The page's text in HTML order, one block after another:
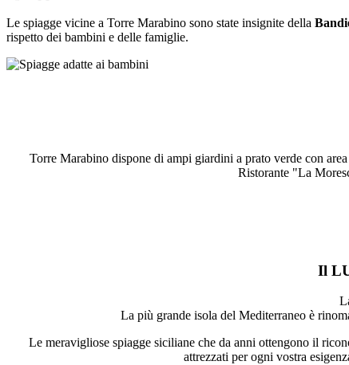
Le spiagge vicine a Torre Marabino sono state insignite della
rispetto dei bambini e delle famiglie.
Torre Marabino dispone di ampi giardini a prato verde con
Ristorante "La
Il
La più grande isola del Mediterraneo è
Le meravigliose spiagge siciliane che da anni ottengono il
attrezzati per ogni vostra